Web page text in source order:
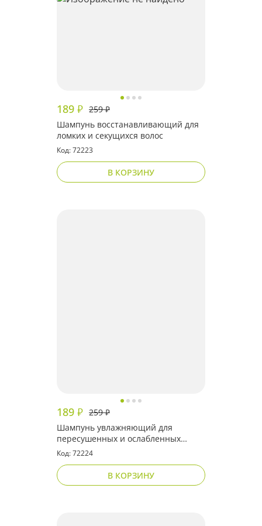
189 ₽ 259₽
Шампунь восстанавливающий для
ломких и секущихся волос
Код: 72223
В КОРЗИНУ
189 ₽ 259₽
Шампунь увлажняющий для
пересушенных и ослабленных
волос
Код: 72224
В КОРЗИНУ